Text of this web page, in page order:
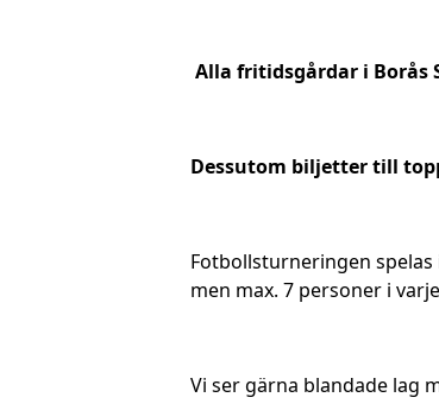
Alla fritidsgårdar i Borås
Dessutom biljetter till
Fotbollsturneringen spelas
men max. 7 personer i
Vi ser gärna blandade lag